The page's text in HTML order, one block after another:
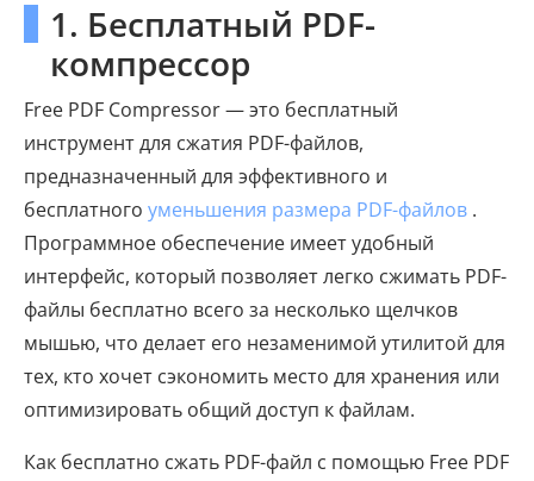
1. Бесплатный PDF-
компрессор
Free PDF Compressor — это бесплатный
инструмент для сжатия PDF-файлов,
предназначенный для эффективного и
бесплатного уменьшения размера PDF-файлов .
Программное обеспечение имеет удобный
интерфейс, который позволяет легко сжимать PDF-
файлы бесплатно всего за несколько щелчков
мышью, что делает его незаменимой утилитой для
тех, кто хочет сэкономить место для хранения или
оптимизировать общий доступ к файлам.
Как бесплатно сжать PDF-файл с помощью Free PDF